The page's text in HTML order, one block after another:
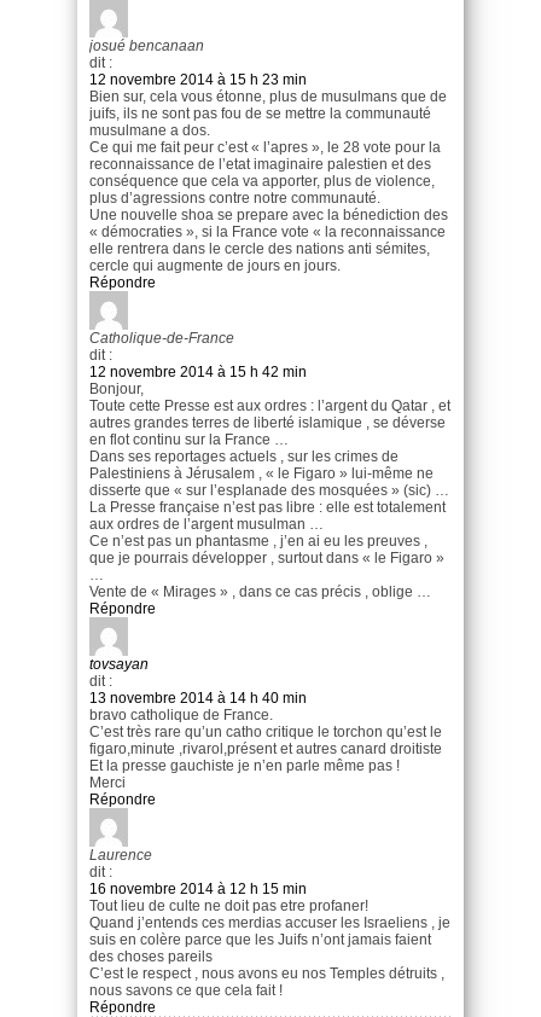
josué bencanaan
dit :
12 novembre 2014 à 15 h 23 min
Bien sur, cela vous étonne, plus de musulmans que de
juifs, ils ne sont pas fou de se mettre la communauté
musulmane a dos.
Ce qui me fait peur c’est « l’apres », le 28 vote pour la
reconnaissance de l’etat imaginaire palestien et des
conséquence que cela va apporter, plus de violence,
plus d’agressions contre notre communauté.
Une nouvelle shoa se prepare avec la bénediction des
« démocraties », si la France vote « la reconnaissance
elle rentrera dans le cercle des nations anti sémites,
cercle qui augmente de jours en jours.
Répondre
Catholique-de-France
dit :
12 novembre 2014 à 15 h 42 min
Bonjour,
Toute cette Presse est aux ordres : l’argent du Qatar , et
autres grandes terres de liberté islamique , se déverse
en flot continu sur la France …
Dans ses reportages actuels , sur les crimes de
Palestiniens à Jérusalem , « le Figaro » lui-même ne
disserte que « sur l’esplanade des mosquées » (sic) …
La Presse française n’est pas libre : elle est totalement
aux ordres de l’argent musulman …
Ce n’est pas un phantasme , j’en ai eu les preuves ,
que je pourrais développer , surtout dans « le Figaro »
…
Vente de « Mirages » , dans ce cas précis , oblige …
Répondre
tovsayan
dit :
13 novembre 2014 à 14 h 40 min
bravo catholique de France.
C’est très rare qu’un catho critique le torchon qu’est le
figaro,minute ,rivarol,présent et autres canard droitiste
Et la presse gauchiste je n’en parle même pas !
Merci
Répondre
Laurence
dit :
16 novembre 2014 à 12 h 15 min
Tout lieu de culte ne doit pas etre profaner!
Quand j’entends ces merdias accuser les Israeliens , je
suis en colère parce que les Juifs n’ont jamais faient
des choses pareils
C’est le respect , nous avons eu nos Temples détruits ,
nous savons ce que cela fait !
Répondre